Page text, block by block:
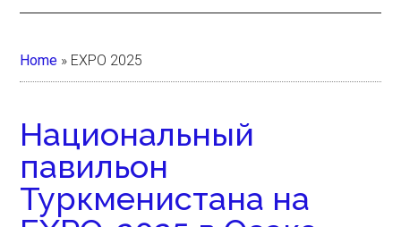
Home » EXPO 2025
Национальный
павильон
Туркменистана на